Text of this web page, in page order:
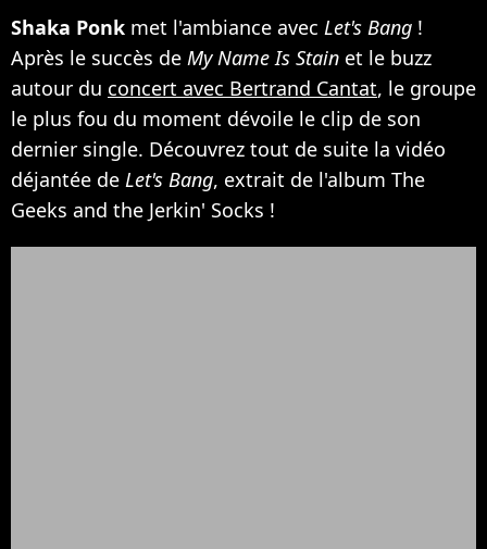
Shaka Ponk met l'ambiance avec Let's Bang !
Après le succès de My Name Is Stain et le buzz
autour du concert avec Bertrand Cantat, le groupe
le plus fou du moment dévoile le clip de son
dernier single. Découvrez tout de suite la vidéo
déjantée de Let's Bang, extrait de l'album The
Geeks and the Jerkin' Socks !